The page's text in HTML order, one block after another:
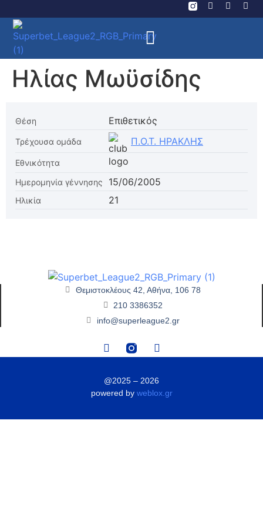
Ηλίας Μωϋσίδης
Θέση Επιθετικός
Τρέχουσα ομάδα Π.Ο.Τ. ΗΡΑΚΛΗΣ
Εθνικότητα
Ημερομηνία γέννησης
15/06/2005
Ηλικία 21
Θεμιστοκλέους 42, Αθήνα, 106 78
210 3386352
info@superleague2.gr
@2025 – 2026
powered by weblox.gr